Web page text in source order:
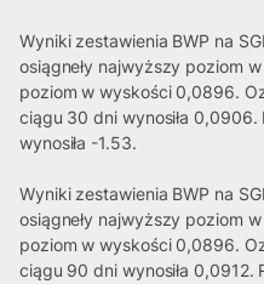
Wyniki zestawienia BWP na
osiągneły najwyższy poziom
poziom w wyskości 0,0896.
ciągu 30 dni wynosiła 0,0906.
wynosiła -1.53.
Wyniki zestawienia BWP na
osiągneły najwyższy poziom
poziom w wyskości 0,0896.
ciągu 90 dni wynosiła 0,0912.